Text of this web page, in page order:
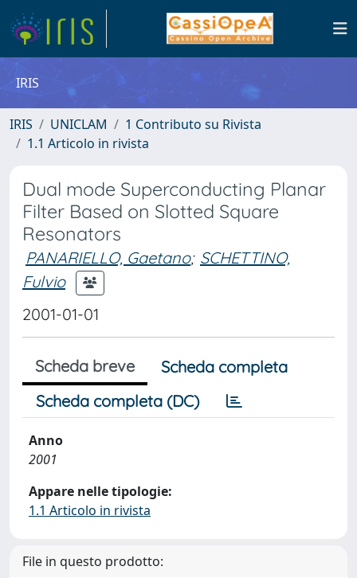
IRIS
IRIS UNICLAM
1 Contributo su Rivista
1.1 Articolo in rivista
Dual mode Superconducting Planar
Filter Based on Slotted Square
Resonators
PANARIELLO, Gaetano; SCHETTINO,
Fulvio
2001-01-01
Scheda breve
Scheda completa
Scheda completa (DC)
Anno
2001
Appare nelle tipologie:
1.1 Articolo in rivista
File in questo prodotto: